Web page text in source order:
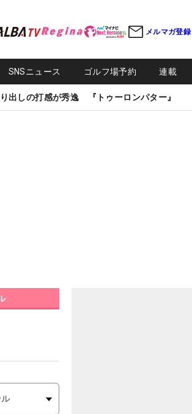
メルマガ登録
SNSニュース ゴルフ場予約 連載
出しの打感が秀逸 『トゥーロンパター』